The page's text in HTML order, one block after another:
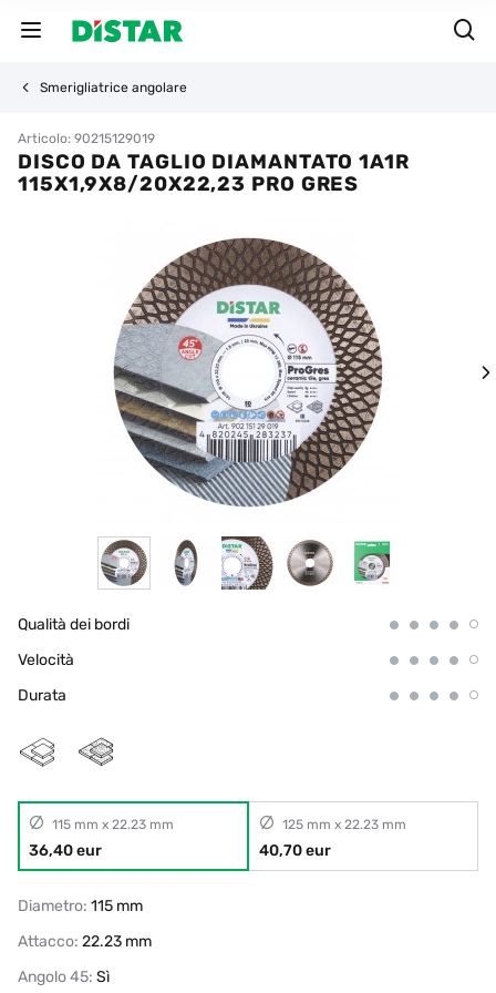
Smerigliatrice angolare
Articolo: 90215129019
DISCO DA TAGLIO DIAMANTATO 1A1R
115X1,9X8/20X22,23 PRO GRES
Qualità dei bordi
Velocità
Durata
115 mm x 22.23 mm
36,40 eur
125 mm x 22.23 mm
40,70 eur
Diametro: 115 mm
Attacco: 22.23 mm
Angolo 45: Sì